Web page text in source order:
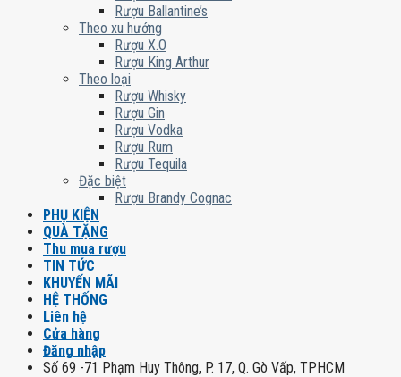
Rượu Ballantine’s
Theo xu hướng
Rượu X.O
Rượu King Arthur
Theo loại
Rượu Whisky
Rượu Gin
Rượu Vodka
Rượu Rum
Rượu Tequila
Đặc biệt
Rượu Brandy Cognac
PHỤ KIỆN
QUÀ TẶNG
Thu mua rượu
TIN TỨC
KHUYẾN MÃI
HỆ THỐNG
Liên hệ
Cửa hàng
Đăng nhập
Số 69 -71 Phạm Huy Thông, P. 17, Q. Gò Vấp, TPHCM